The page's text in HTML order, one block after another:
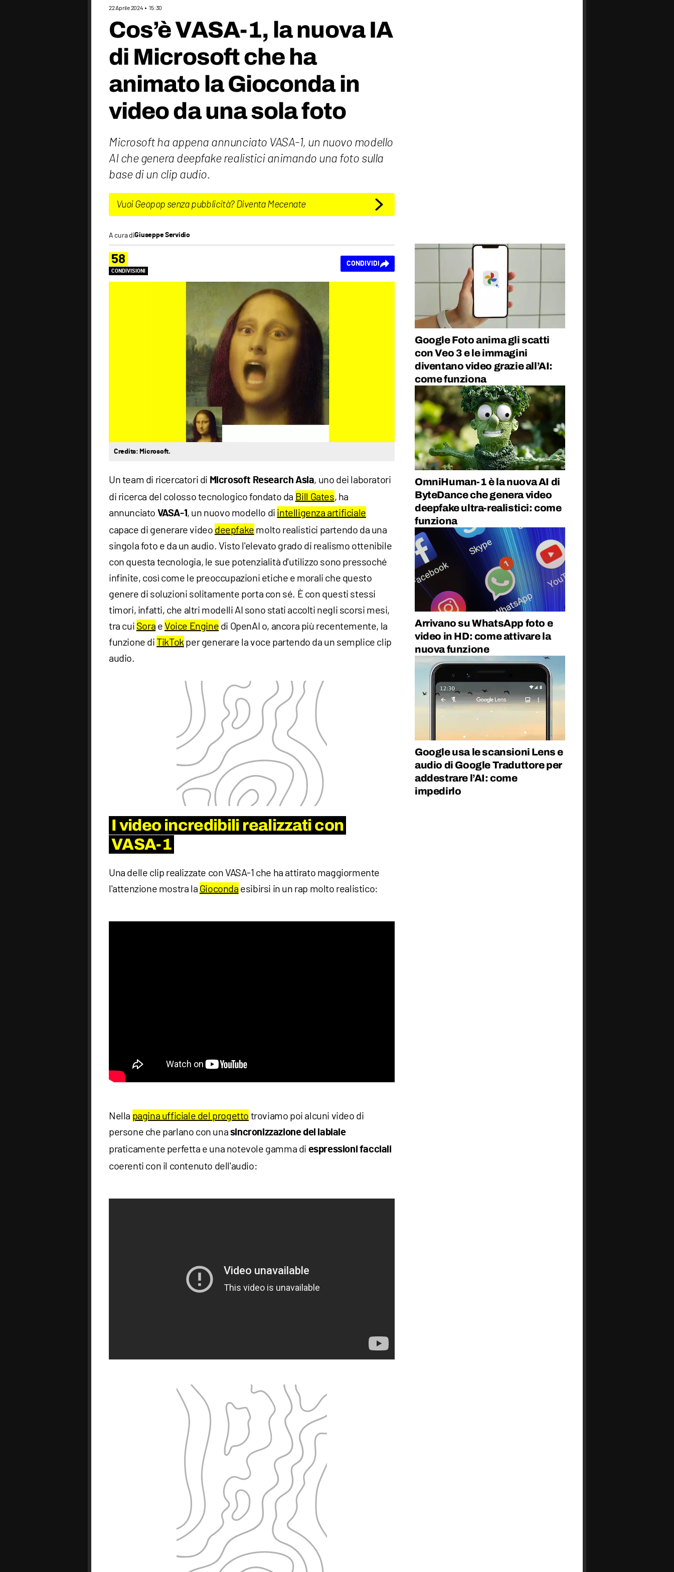
22 Aprile 2024 15:30
Cos’è VASA-1, la nuova IA
di Microsoft che ha
animato la Gioconda in
video da una sola foto
Microsoft ha appena annunciato VASA-1, un nuovo modello
AI che genera deepfake realistici animando una foto sulla
base di un clip audio.
Vuoi Geopop senza pubblicità? Diventa Mecenate
A cura diGiuseppe Servidio
58
CONDIVISIONI
CONDIVIDI
Credits: Microsoft.
Un team di ricercatori di Microsoft Research Asia, uno dei laboratori
di ricerca del colosso tecnologico fondato da Bill Gates, ha
annunciato VASA-1 , un nuovo modello di intelligenza artificiale
capace di generare video deepfake molto realistici partendo da una
singola foto e da un audio. Visto l'elevato grado di realismo ottenibile
con questa tecnologia, le sue potenzialità d'utilizzo sono pressoché
infinite, così come le preoccupazioni etiche e morali che questo
genere di soluzioni solitamente porta con sé. È con questi stessi
timori, infatti, che altri modelli AI sono stati accolti negli scorsi mesi,
tra cui Sora eVoice Engine di OpenAI o, ancora più recentemente, la
funzione diTikTok per generare la voce partendo da un semplice clip
audio.
I video incredibili realizzati con
VASA-1
Una delle clip realizzate con VASA-1 che ha attirato maggiormente
l'attenzione mostra la Gioconda esibirsi in un rap molto realistico:
Nella pagina ufficiale del progetto troviamo poi alcuni video di
persone che parlano con una sincronizzazione del labiale
praticamente perfetta e una notevole gamma di espressioni facciali
coerenti con il contenuto dell'audio:
Google Foto anima gli scatti
con Veo 3 e le immagini
diventano video grazie all’AI:
come funziona
OmniHuman-1 è la nuova AI di
ByteDance che genera video
deepfake ultra-realistici: come
funziona
Arrivano su WhatsApp foto e
video in HD: come attivare la
nuova funzione
Google usa le scansioni Lens e
audio di Google Traduttore per
addestrare l’AI: come
impedirlo